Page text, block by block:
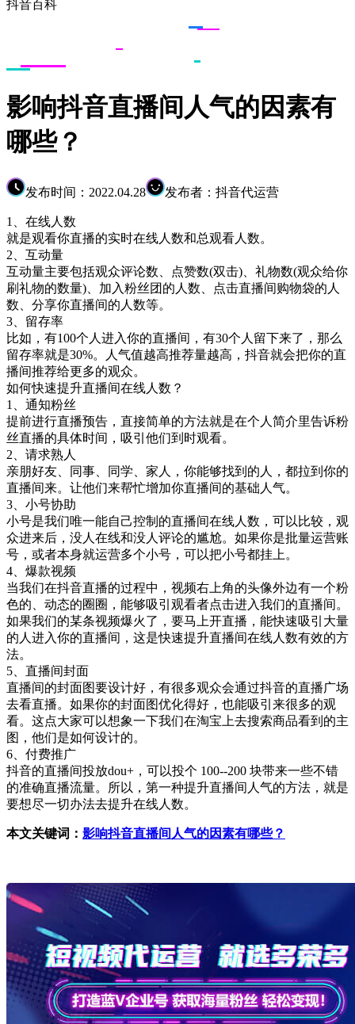
抖音百科
影响抖音直播间人气的因素有
哪些？
发布时间：2022.04.28 发布者：抖音代运营
1、在线人数
就是观看你直播的实时在线人数和总观看人数。
2、互动量
互动量主要包括观众评论数、点赞数(双击)、礼物数(观众给你
刷礼物的数量)、加入粉丝团的人数、点击直播间购物袋的人
数、分享你直播间的人数等。
3、留存率
比如，有100个人进入你的直播间，有30个人留下来了，那么
留存率就是30%。人气值越高推荐量越高，抖音就会把你的直
播间推荐给更多的观众。
如何快速提升直播间在线人数？
1、通知粉丝
提前进行直播预告，直接简单的方法就是在个人简介里告诉粉
丝直播的具体时间，吸引他们到时观看。
2、请求熟人
亲朋好友、同事、同学、家人，你能够找到的人，都拉到你的
直播间来。让他们来帮忙增加你直播间的基础人气。
3、小号协助
小号是我们唯一能自己控制的直播间在线人数，可以比较，观
众进来后，没人在线和没人评论的尴尬。如果你是批量运营账
号，或者本身就运营多个小号，可以把小号都挂上。
4、爆款视频
当我们在抖音直播的过程中，视频右上角的头像外边有一个粉
色的、动态的圈圈，能够吸引观看者点击进入我们的直播间。
如果我们的某条视频爆火了，要马上开直播，能快速吸引大量
的人进入你的直播间，这是快速提升直播间在线人数有效的方
法。
5、直播间封面
直播间的封面图要设计好，有很多观众会通过抖音的直播广场
去看直播。如果你的封面图优化得好，也能吸引来很多的观
看。这点大家可以想象一下我们在淘宝上去搜索商品看到的主
图，他们是如何设计的。
6、付费推广
抖音的直播间投放dou+，可以投个 100--200 块带来一些不错
的准确直播流量。所以，第一种提升直播间人气的方法，就是
要想尽一切办法去提升在线人数。
本文关键词： 影响抖音直播间人气的因素有哪些？